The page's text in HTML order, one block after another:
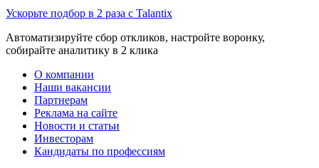
Ускорьте подбор в 2 раза с Talantix
Автоматизируйте сбор откликов, настройте воронку,
собирайте аналитику в 2 клика
О компании
Наши вакансии
Партнерам
Реклама на сайте
Новости и статьи
Инвесторам
Кандидаты по профессиям